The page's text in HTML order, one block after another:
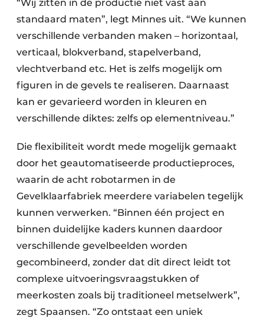
“Wij zitten in de productie niet vast aan
standaard maten”, legt Minnes uit. “We kunnen
verschillende verbanden maken – horizontaal,
verticaal, blokverband, stapelverband,
vlechtverband etc. Het is zelfs mogelijk om
figuren in de gevels te realiseren. Daarnaast
kan er gevarieerd worden in kleuren en
verschillende diktes: zelfs op elementniveau.”
Die flexibiliteit wordt mede mogelijk gemaakt
door het geautomatiseerde productieproces,
waarin de acht robotarmen in de
Gevelklaarfabriek meerdere variabelen tegelijk
kunnen verwerken. “Binnen één project en
binnen duidelijke kaders kunnen daardoor
verschillende gevelbeelden worden
gecombineerd, zonder dat dit direct leidt tot
complexe uitvoeringsvraagstukken of
meerkosten zoals bij traditioneel metselwerk”,
zegt Spaansen. “Zo ontstaat een uniek